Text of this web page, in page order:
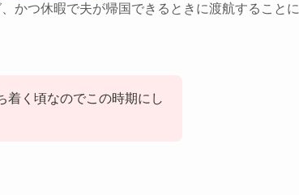
かつ休暇で夫が帰国できるときに渡航することに
着く頃なのでこの時期にし